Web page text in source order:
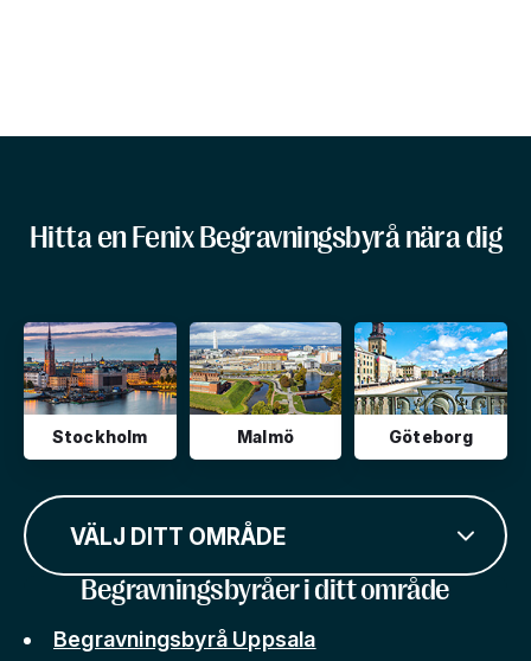
Hitta en Fenix Begravningsbyrå nära dig
Stockholm Malmö Göteborg
VÄLJ DITT OMRÅDE
Begravningsbyråer i ditt område
Begravningsbyrå Uppsala